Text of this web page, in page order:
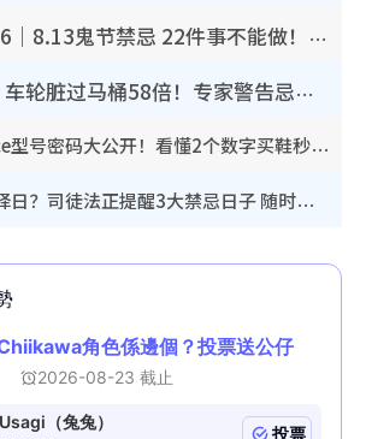
鬼门开2026｜8.13鬼节禁忌 22件事不能做！烧肉、刺身要少食？半夜勿吹口哨/打给个电话
行李清洁｜车轮脏过马桶58倍！专家警告忌用酒精擦 教1招免脏手除菌
New Balance型号密码大公开！看懂2个数字买鞋秒知功能免中伏 附5大热门鞋款
剪头发都要择日？司徒法正提醒3大禁忌日子 随时剪走财运！这日剪发恐“剪寿命”？